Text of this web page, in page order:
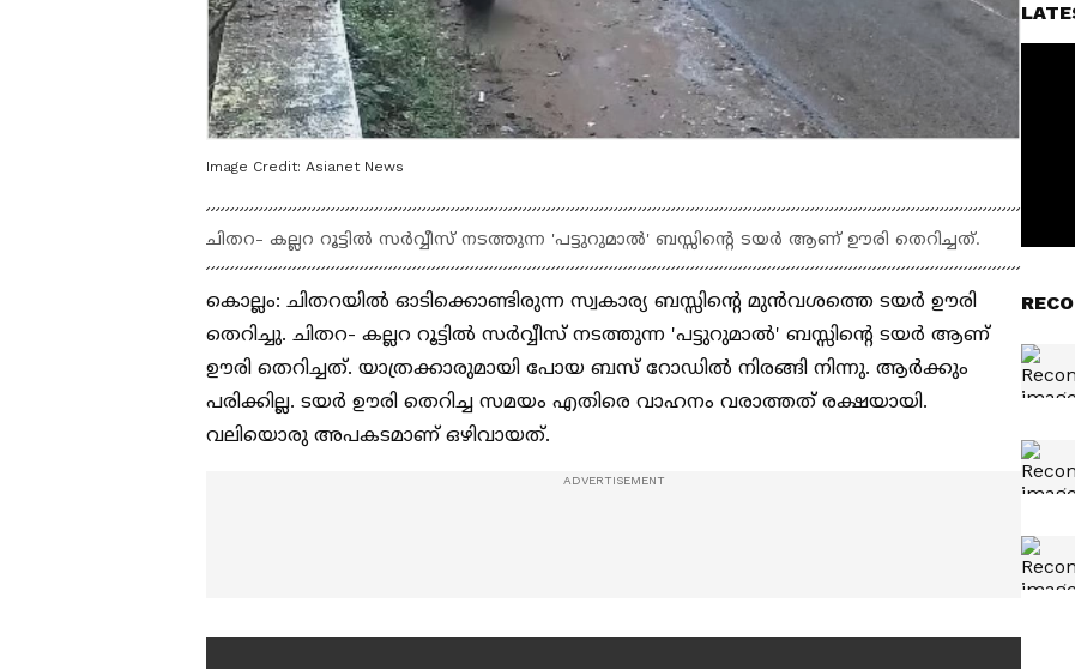
Image Credit: Asianet News
ചിതറ- കല്ലറ റൂട്ടിൽ സർവ്വീസ് നടത്തുന്ന 'പട്ടുറുമാൽ' ബസ്സിന്‍റെ ടയർ ആണ് ഊരി തെറിച്ചത്.
കൊല്ലം: ചിതറയിൽ ഓടിക്കൊണ്ടിരുന്ന സ്വകാര്യ ബസ്സിന്‍റെ മുൻവശത്തെ ടയർ ഊരി
തെറിച്ചു. ചിതറ- കല്ലറ റൂട്ടിൽ സർവ്വീസ് നടത്തുന്ന 'പട്ടുറുമാൽ' ബസ്സിന്‍റെ ടയർ ആണ്
ഊരി തെറിച്ചത്. യാത്രക്കാരുമായി പോയ ബസ് റോഡിൽ നിരങ്ങി നിന്നു. ആർക്കും
പരിക്കില്ല. ടയർ ഊരി തെറിച്ച സമയം എതിരെ വാഹനം വരാത്തത് രക്ഷയായി.
വലിയൊരു അപകടമാണ് ഒഴിവായത്.